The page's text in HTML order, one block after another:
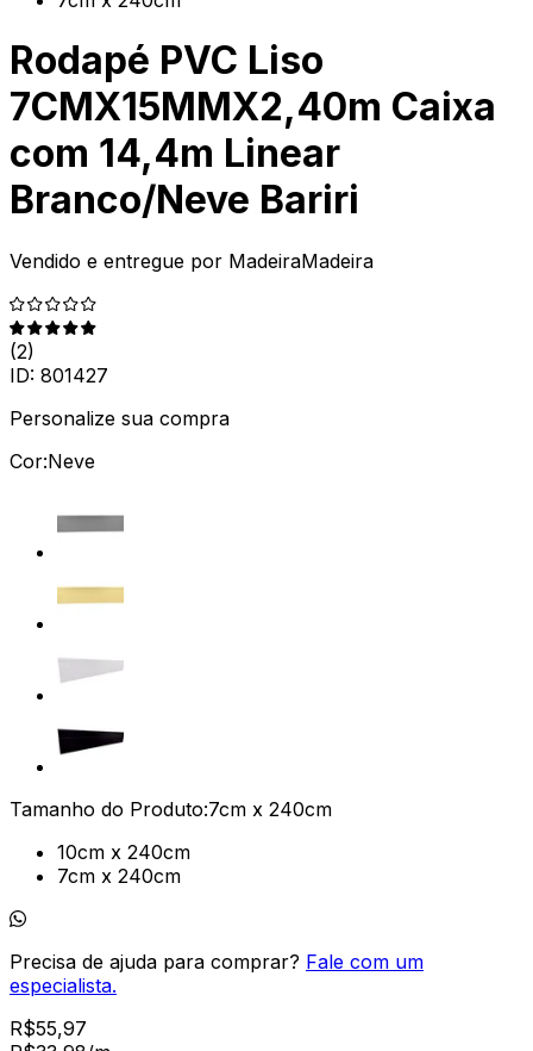
Rodapé PVC Liso
7CMX15MMX2,40m Caixa
com 14,4m Linear
Branco/Neve Bariri
Vendido e entregue por MadeiraMadeira
(2)
ID: 801427
Personalize sua compra
Cor:Neve
Tamanho do Produto:7cm x 240cm
10cm x 240cm
7cm x 240cm
Precisa de ajuda para comprar? Fale com um
especialista.
R$55,97